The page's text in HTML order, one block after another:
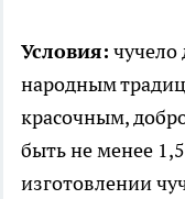
Условия: чучело
народным
красочным,
быть не менее
изготовлении